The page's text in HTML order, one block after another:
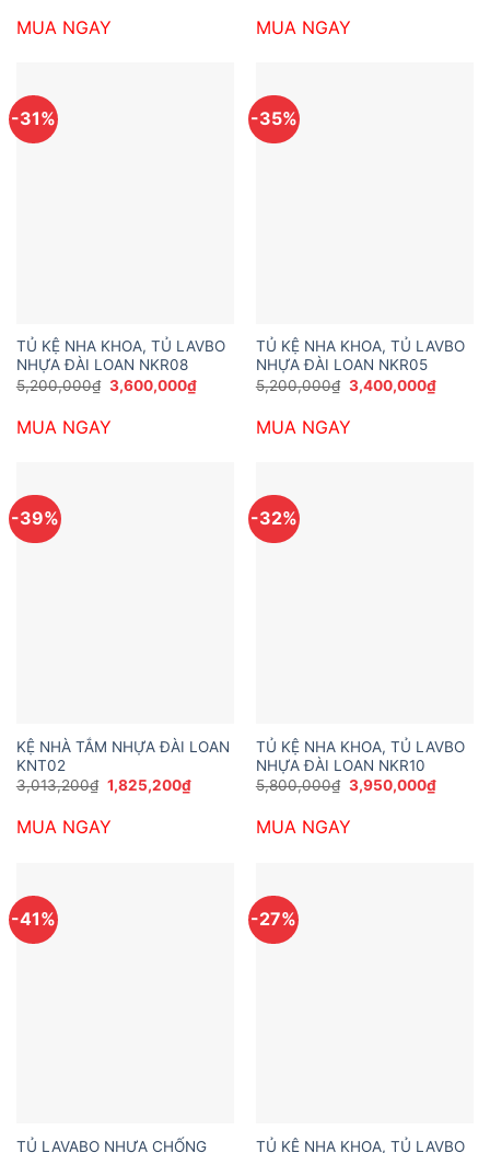
4,800,000₫.
3,200,000₫.
MUA NGAY
7,400,000₫.
MUA NGAY
-31%
TỦ KỆ NHA KHOA, TỦ LAVBO
NHỰA ĐÀI LOAN NKR08
5,200,000₫ Giá
gốc
5,200,000₫.
3,600,000₫Giá
hiện
MUA NGAY
-35%
TỦ KỆ NHA KHOA, TỦ LAVBO
NHỰA ĐÀI LOAN NKR05
5,200,000₫ Giá
gốc
5,200,000₫.
3,400,000₫Giá
hiện
MUA NGAY
-39%
KỆ NHÀ TẮM NHỰA ĐÀI LOAN
KNT02
3,013,200₫ Giá
gốc
3,013,200₫.
1,825,200₫Giá
hiện
MUA NGAY
-32%
TỦ KỆ NHA KHOA, TỦ LAVBO
NHỰA ĐÀI LOAN NKR10
5,800,000₫ Giá
gốc
5,800,000₫.
3,950,000₫Giá
hiện
MUA NGAY
-41%
TỦ LAVABO NHỰA CHỐNG
-27%
TỦ KỆ NHA KHOA, TỦ LAVBO